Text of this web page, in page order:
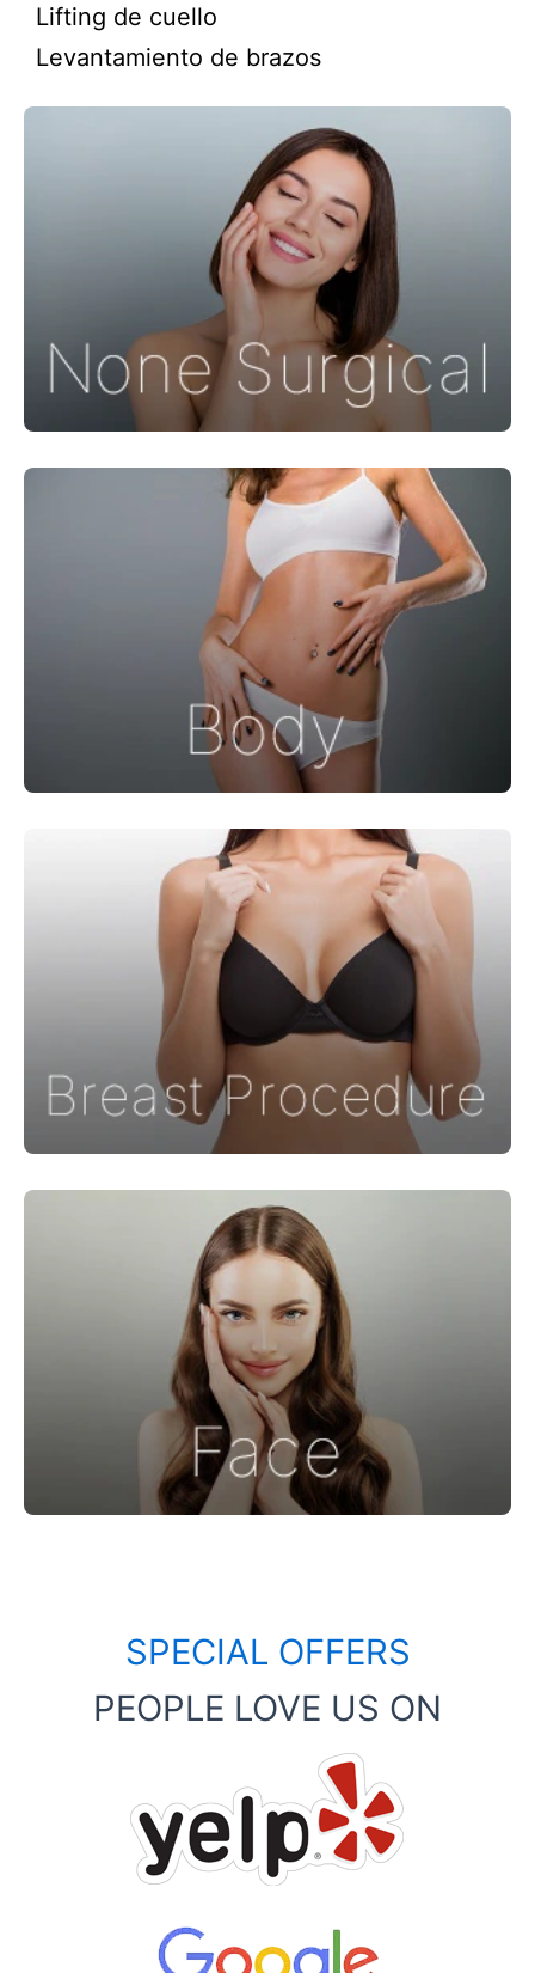
Lifting de cuello
Levantamiento de brazos
SPECIAL OFFERS
PEOPLE LOVE US ON